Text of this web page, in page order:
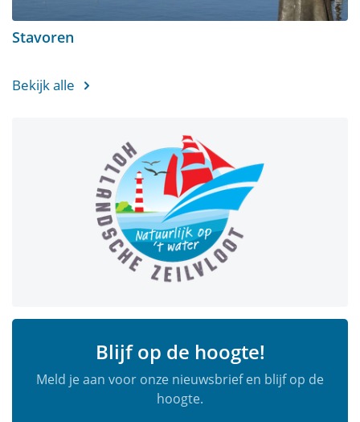
Stavoren
Bekijk alle
Blijf op de hoogte!
Meld je aan voor onze nieuwsbrief en blijf op de
hoogte.